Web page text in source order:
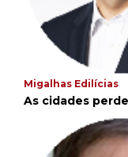
Migalhas Edilícias
As cidades